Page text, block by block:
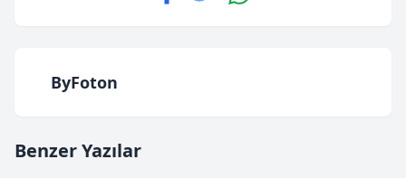
ByFoton
Benzer Yazılar